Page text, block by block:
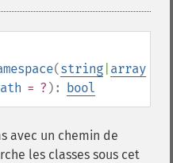
(string array
= ? ): bool
avec un chemin de
les classes sous cet